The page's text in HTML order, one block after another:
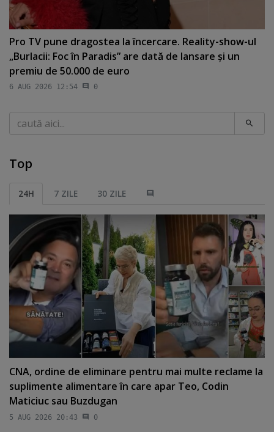
Pro TV pune dragostea la încercare. Reality-show-ul
„Burlacii: Foc în Paradis” are dată de lansare şi un
premiu de 50.000 de euro
6 AUG 2026 12:54 0
Caută
Top
24H 7 ZILE 30 ZILE
CNA, ordine de eliminare pentru mai multe reclame la
suplimente alimentare în care apar Teo, Codin
Maticiuc sau Buzdugan
5 AUG 2026 20:43 0